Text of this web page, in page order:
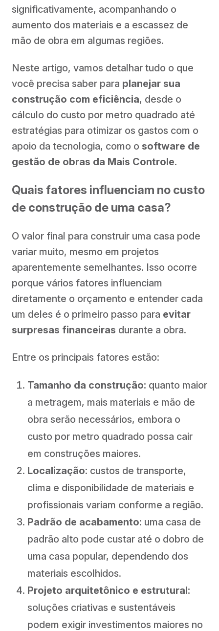
significativamente, acompanhando o
aumento dos materiais e a escassez de
mão de obra em algumas regiões.
Neste artigo, vamos detalhar tudo o que
você precisa saber para planejar sua
construção com eficiência, desde o
cálculo do custo por metro quadrado até
estratégias para otimizar os gastos com o
apoio da tecnologia, como o software de
gestão de obras da Mais Controle.
Quais fatores influenciam no custo
de construção de uma casa?
O valor final para construir uma casa pode
variar muito, mesmo em projetos
aparentemente semelhantes. Isso ocorre
porque vários fatores influenciam
diretamente o orçamento e entender cada
um deles é o primeiro passo para evitar
surpresas financeiras durante a obra.
Entre os principais fatores estão:
Tamanho da construção: quanto maior
a metragem, mais materiais e mão de
obra serão necessários, embora o
custo por metro quadrado possa cair
em construções maiores.
Localização: custos de transporte,
clima e disponibilidade de materiais e
profissionais variam conforme a região.
Padrão de acabamento: uma casa de
padrão alto pode custar até o dobro de
uma casa popular, dependendo dos
materiais escolhidos.
Projeto arquitetônico e estrutural:
soluções criativas e sustentáveis
podem exigir investimentos maiores no